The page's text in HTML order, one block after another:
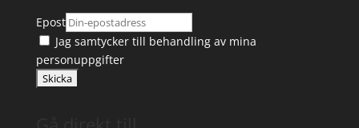
Epost
Jag samtycker till behandling av mina
personuppgifter